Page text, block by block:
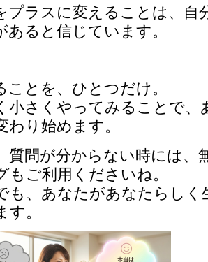
プラスに変えることは、自
あると信じています。
ことを、ひとつだけ。
小さくやってみることで、
わり始めます。
質問が分からない時には、
もご利用くださいね。
も、あなたがあなたらし
。